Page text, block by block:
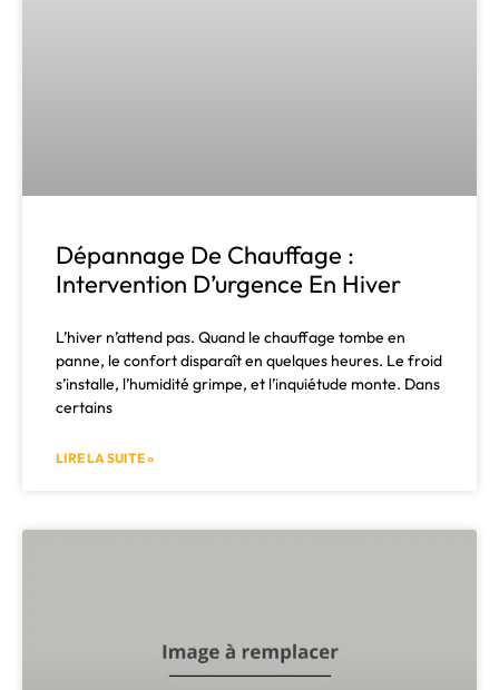
Dépannage De Chauffage :
Intervention D’urgence En Hiver
L’hiver n’attend pas. Quand le chauffage tombe en
panne, le confort disparaît en quelques heures. Le froid
s’installe, l’humidité grimpe, et l’inquiétude monte. Dans
certains
LIRE LA SUITE »